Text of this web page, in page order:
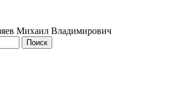
Михаил Владимирович
Поиск